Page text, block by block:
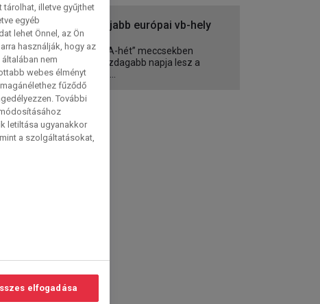
Két újabb európai vb-hely
A „FIFA-hét” meccsekben
leggazdagabb napja lesz a
keddi....
illetve gyűjthet
egyéb
lehet Önnel, az Ön
használják, hogy az
nem
webes élményt
fűződő
További
letiltása ugyanakkor
a szolgáltatásokat,
elfogadása